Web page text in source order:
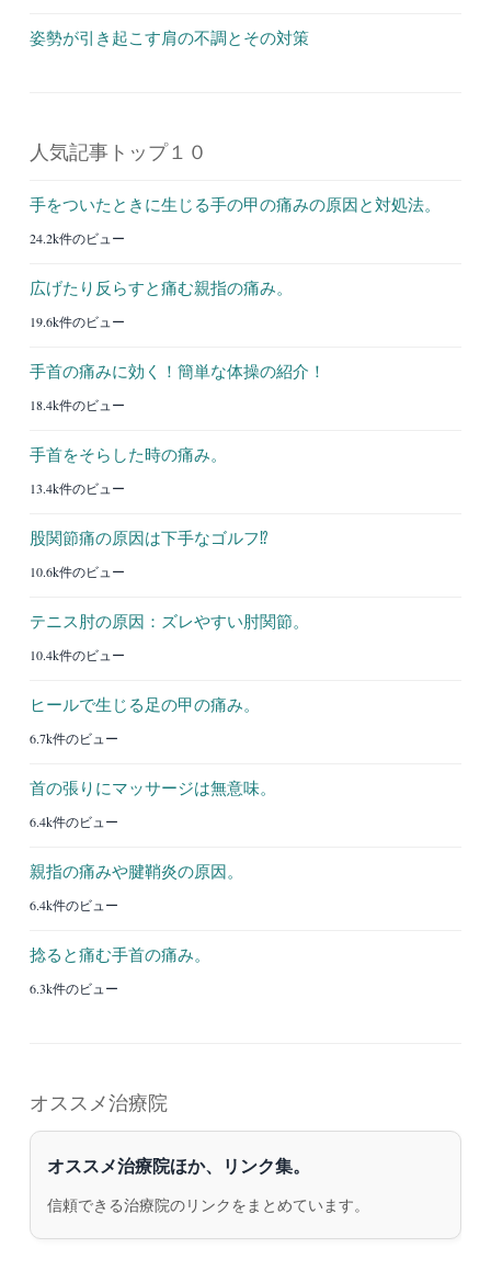
姿勢が引き起こす肩の不調とその対策
人気記事トップ１０
手をついたときに生じる手の甲の痛みの原因と対処法。
24.2k件のビュー
広げたり反らすと痛む親指の痛み。
19.6k件のビュー
手首の痛みに効く！簡単な体操の紹介！
18.4k件のビュー
手首をそらした時の痛み。
13.4k件のビュー
股関節痛の原因は下手なゴルフ⁉︎
10.6k件のビュー
テニス肘の原因：ズレやすい肘関節。
10.4k件のビュー
ヒールで生じる足の甲の痛み。
6.7k件のビュー
首の張りにマッサージは無意味。
6.4k件のビュー
親指の痛みや腱鞘炎の原因。
6.4k件のビュー
捻ると痛む手首の痛み。
6.3k件のビュー
オススメ治療院
オススメ治療院ほか、リンク集。
信頼できる治療院のリンクをまとめています。